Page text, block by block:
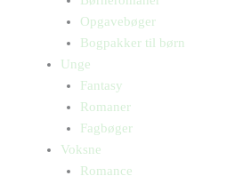
Opgavebøger
Bogpakker til børn
Unge
Fantasy
Romaner
Fagbøger
Voksne
Romance